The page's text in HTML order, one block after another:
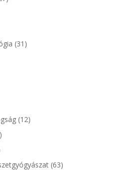
(31)
(12)
(63)